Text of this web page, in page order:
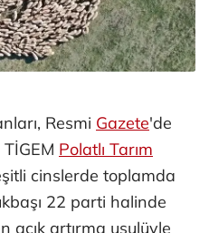
Resmi Gazete'de
Polatlı Tarım
cinslerde toplamda
22 parti halinde
açık artırma usulüyle